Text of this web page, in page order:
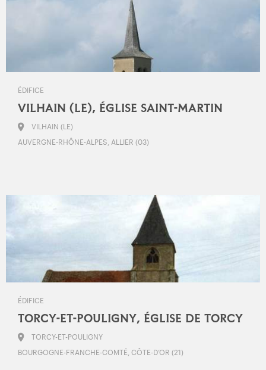
ÉDIFICE
VILHAIN (LE), ÉGLISE SAINT-MARTIN
VILHAIN (LE)
AUVERGNE-RHÔNE-ALPES, ALLIER (03)
ÉDIFICE
TORCY-ET-POULIGNY, ÉGLISE DE TORCY
TORCY-ET-POULIGNY
BOURGOGNE-FRANCHE-COMTÉ, CÔTE-D’OR (21)